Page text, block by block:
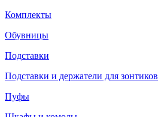
Комплекты
Обувницы
Подставки
Подставки и держатели для зонтиков
Пуфы